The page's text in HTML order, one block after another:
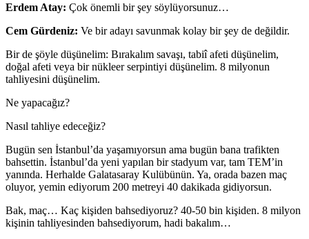
Erdem Atay: Çok önemli bir şey söylüyorsunuz…
Cem Gürdeniz: Ve bir adayı savunmak kolay bir şey de değildir.
Bir de şöyle düşünelim: Bırakalım savaşı, tabiî afeti düşünelim,
doğal afeti veya bir nükleer serpintiyi düşünelim. 8 milyonun
tahliyesini düşünelim.
Ne yapacağız?
Nasıl tahliye edeceğiz?
Bugün sen İstanbul’da yaşamıyorsun ama bugün bana trafikten
bahsettin. İstanbul’da yeni yapılan bir stadyum var, tam TEM’in
yanında. Herhalde Galatasaray Kulübünün. Ya, orada bazen maç
oluyor, yemin ediyorum 200 metreyi 40 dakikada gidiyorsun.
Bak, maç… Kaç kişiden bahsediyoruz? 40-50 bin kişiden. 8 milyon
kişinin tahliyesinden bahsediyorum, hadi bakalım…